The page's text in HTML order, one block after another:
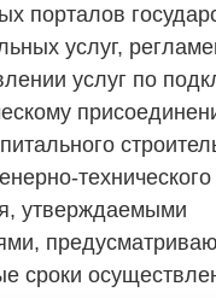
порталов
услуг,
услуг по
технического
утверждаемыми
сроки